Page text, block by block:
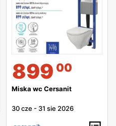
899 00
Miska wc Cersanit
30 cze - 31 sie 2026